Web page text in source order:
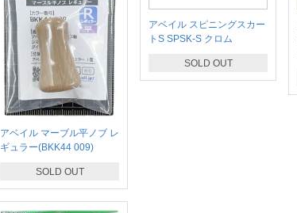
アベイル マーブル平ノブ レ
ギュラー(BKK44 009)
SOLD OUT
アベイル スピニングスカー
トS SPSK-S クロム
SOLD OUT